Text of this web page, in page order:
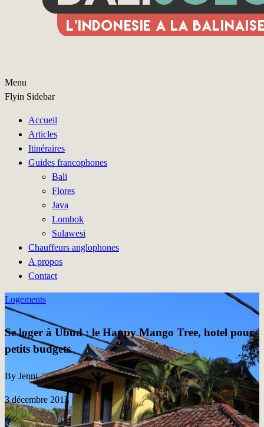
Menu
Flyin Sidebar
Accueil
Articles
Itinéraires
Guides francophones
Bali
Flores
Java
Lombok
Sulawesi
Chauffeurs anglophones
A propos
Contact
Logements
Se loger à Ubud : le Happy Mango Tree, hotel pour
petits budgets
By Jenni
3 décembre 2013
9